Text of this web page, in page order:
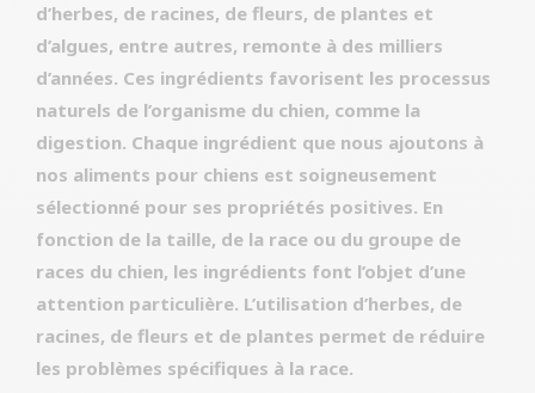
d’herbes, de racines, de fleurs, de plantes et
d’algues, entre autres, remonte à des milliers
d’années. Ces ingrédients favorisent les processus
naturels de l’organisme du chien, comme la
digestion. Chaque ingrédient que nous ajoutons à
nos aliments pour chiens est soigneusement
sélectionné pour ses propriétés positives. En
fonction de la taille, de la race ou du groupe de
races du chien, les ingrédients font l’objet d’une
attention particulière. L’utilisation d’herbes, de
racines, de fleurs et de plantes permet de réduire
les problèmes spécifiques à la race.